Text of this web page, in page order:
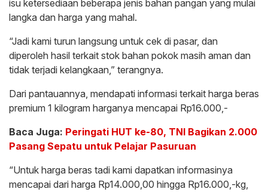
isu ketersediaan beberapa jenis bahan pangan yang mulai
langka dan harga yang mahal.
“Jadi kami turun langsung untuk cek di pasar, dan
diperoleh hasil terkait stok bahan pokok masih aman dan
tidak terjadi kelangkaan,” terangnya.
Dari pantauannya, mendapati informasi terkait harga beras
premium 1 kilogram harganya mencapai Rp16.000,-
Baca Juga: Peringati HUT ke-80, TNI Bagikan 2.000
Pasang Sepatu untuk Pelajar Pasuruan
“Untuk harga beras tadi kami dapatkan informasinya
mencapai dari harga Rp14.000,00 hingga Rp16.000,-kg,